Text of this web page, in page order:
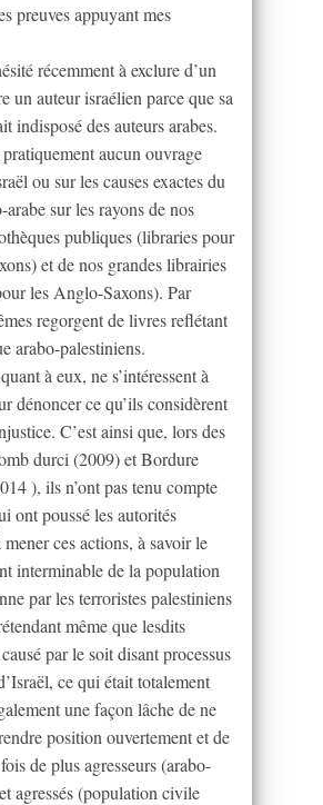
preuves appuyant mes
récemment à exclure d’un
un auteur israélien parce que sa
indisposé des auteurs arabes.
aucun ouvrage
ou sur les causes exactes du
sur les rayons de nos
publiques (libraries pour
et de nos grandes librairies
les Anglo-Saxons). Par
regorgent de livres reflétant
arabo-palestiniens.
à eux, ne s’intéressent à
dénoncer ce qu’ils considèrent
C’est ainsi que, lors des
durci (2009) et Bordure
), ils n’ont pas tenu compte
ont poussé les autorités
mener ces actions, à savoir le
interminable de la population
par les terroristes palestiniens
même que lesdits
par le soit disant processus
ce qui était totalement
une façon lâche de ne
position ouvertement et de
de plus agresseurs (arabo-
agressés (population civile